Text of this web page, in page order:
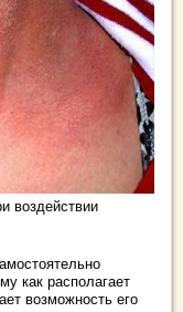
воздействии
как располагает
возможность его